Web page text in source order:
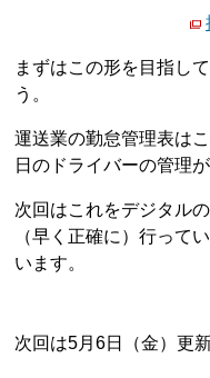
まずはこの形を目指し
う。
運送業の勤怠管理表は
日のドライバーの管理
次回はこれをデジタル
（早く正確に）行って
います。
次回は5月6日（金）更